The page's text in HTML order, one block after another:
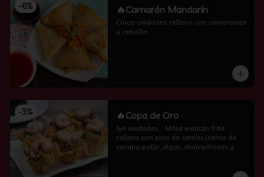
-6% 🔥Camarón Mandarín
Cinco unidades. relleno con camarones
y cebollin
-3% 🔥Copa de Oro
Sei unidades..   Masa wantán frita
rellena con pino de carnes (carne de
vacuno,pollo ,algas ,champiñones y